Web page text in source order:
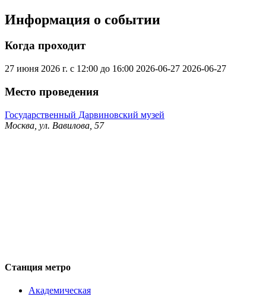
Информация о событии
Когда проходит
27 июня 2026 г. с 12:00 до 16:00 2026-06-27 2026-06-27
Место проведения
Государственный Дарвиновский музей
Москва, ул. Вавилова, 57
Станция метро
Академическая